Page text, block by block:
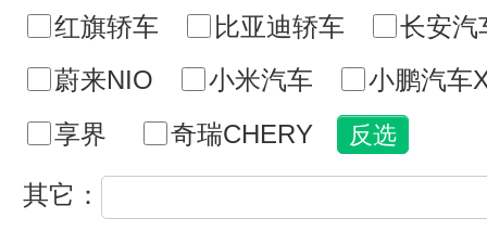
红旗轿车 比亚迪轿车
长安汽
蔚来NIO
小米汽车
小鹏汽车
享界
奇瑞CHERY
其它：